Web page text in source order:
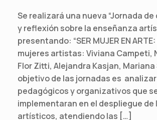
Se realizará una nueva “Jornada
y reflexión sobre la enseñanza
presentando: “SER MUJER EN
mujeres artistas: Viviana Campeti,
Flor Zitti, Alejandra Kasjan, Mariana
objetivo de las jornadas es
pedagógicos y organizativos que
implementaran en el despliegue de
artísticos, atendiendo las […]